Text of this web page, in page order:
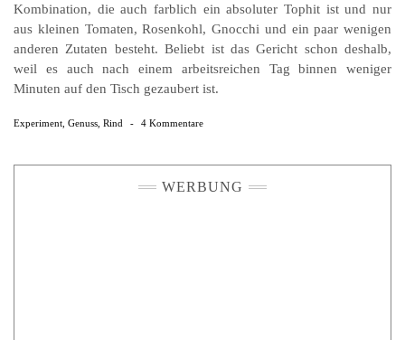
Kombination, die auch farblich ein absoluter Tophit ist und nur
aus kleinen Tomaten, Rosenkohl, Gnocchi und ein paar wenigen
anderen Zutaten besteht. Beliebt ist das Gericht schon deshalb,
weil es auch nach einem arbeitsreichen Tag binnen weniger
Minuten auf den Tisch gezaubert ist.
Experiment Genuss Rind - 4 Kommentare
WERBUNG